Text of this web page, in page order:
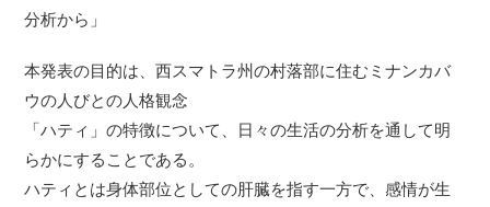
分析から」
本発表の目的は、西スマトラ州の村落部に住むミナンカバ
ウの人びとの人格観念
「ハティ」の特徴について、日々の生活の分析を通して明
らかにすることである。
ハティとは身体部位としての肝臓を指す一方で、感情が生